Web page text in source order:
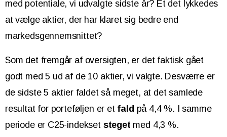
med potentiale, vi udvalgte sidste år? Et det lykkedes
at vælge aktier, der har klaret sig bedre end
markedsgennemsnittet?
Som det fremgår af oversigten, er det faktisk gået
godt med 5 ud af de 10 aktier, vi valgte. Desværre er
de sidste 5 aktier faldet så meget, at det samlede
resultat for porteføljen er et fald på 4,4 %. I samme
periode er C25-indekset steget med 4,3 %.